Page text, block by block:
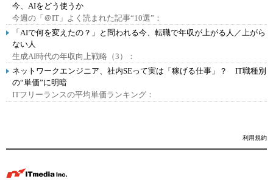
今、AIをどう使うか
今週の「＠IT」よく読まれた記事“10選”：
「AIで何を変えたの？」と問われる今、転職で年収が上がる人／上がら
ない人
生成AI時代の年収向上戦略（3）：
ネットワークエンジニア、社内SEって実は「稼げる仕事」？ IT職種別
の“単価”に明暗
ITフリーランスの平均単価ランキング：
利用規約